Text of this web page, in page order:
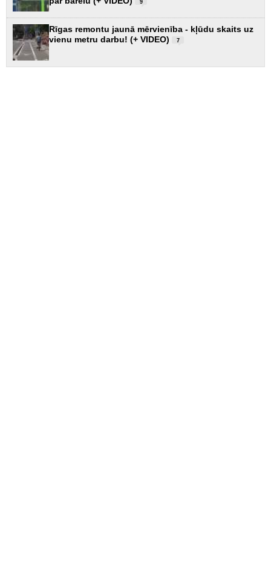
9
Rīgas remontu jaunā mērvienība - kļūdu skaits uz
vienu metru darbu! (+ VIDEO)
7